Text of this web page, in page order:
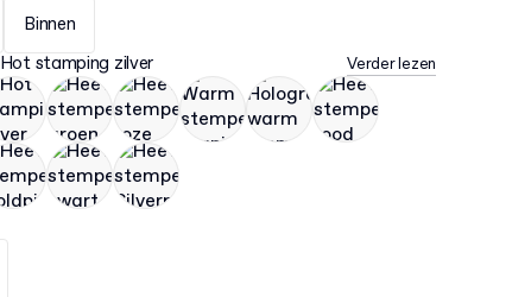
Binnen
Hot stamping zilver Verder lezen